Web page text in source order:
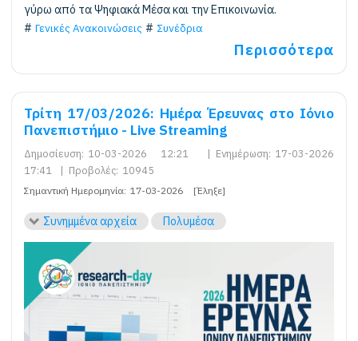
γύρω από τα Ψηφιακά Μέσα και την Επικοινωνία.
Γενικές Ανακοινώσεις
Συνέδρια
Περισσότερα
Τρίτη 17/03/2026: Ημέρα Έρευνας στο Ιόνιο
Πανεπιστήμιο - Live Streaming
Δημοσίευση: 10-03-2026 12:21 | Ενημέρωση: 17-03-2026
17:41
| Προβολές: 10945
Σημαντική Ημερομηνία: 17-03-2026 [Έληξε]
Συνημμένα αρχεία Πολυμέσα